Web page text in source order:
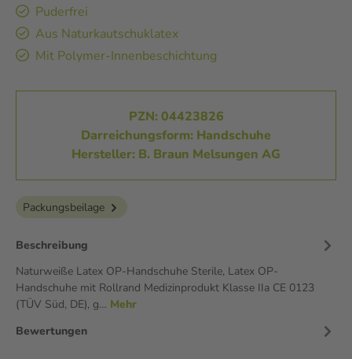
Puderfrei
Aus Naturkautschuklatex
Mit Polymer-Innenbeschichtung
PZN: 04423826
Darreichungsform: Handschuhe
Hersteller: B. Braun Melsungen AG
Packungsbeilage
Beschreibung
Naturweiße Latex OP-Handschuhe Sterile, Latex OP-
Handschuhe mit Rollrand Medizinprodukt Klasse IIa CE 0123
(TÜV Süd, DE), g… Mehr
Bewertungen